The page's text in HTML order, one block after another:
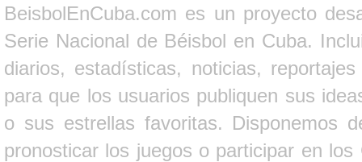
BeisbolEnCuba.com es un proyecto
Serie Nacional de Béisbol en Cuba.
diarios, estadísticas, noticias,
para que los usuarios publiquen sus
o sus estrellas favoritas. Disponemos
pronosticar los juegos o participar en